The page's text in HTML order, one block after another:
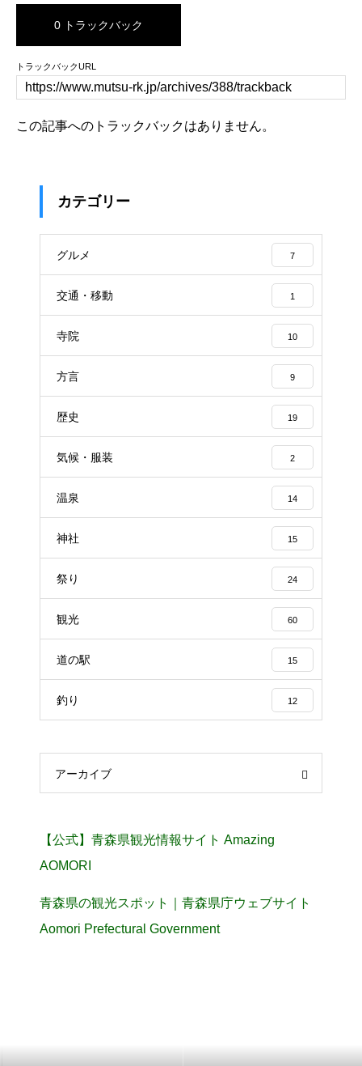
0 トラックバック
トラックバックURL
この記事へのトラックバックはありません。
カテゴリー
グルメ 7
交通・移動 1
寺院 10
方言 9
歴史 19
気候・服装 2
温泉 14
神社 15
祭り 24
観光 60
道の駅 15
釣り 12
アーカイブ
【公式】青森県観光情報サイト Amazing
AOMORI
青森県の観光スポット｜青森県庁ウェブサイト
Aomori Prefectural Government